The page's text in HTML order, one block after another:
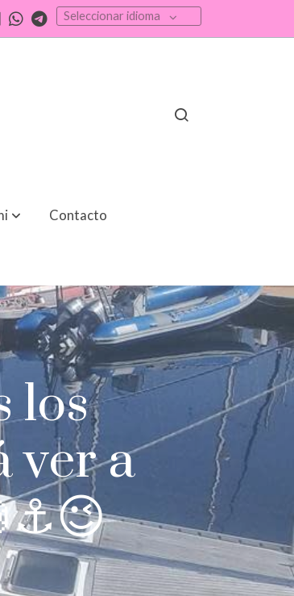
Seleccionar idioma
Contacto
los
ver a